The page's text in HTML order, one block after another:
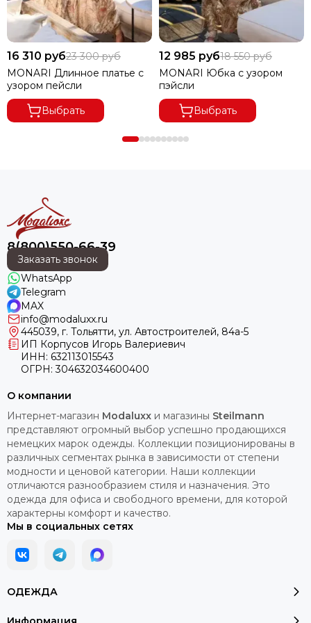
16 310 руб23 300 руб
MONARI Длинное платье с
узором пейсли
Выбрать
12 985 руб18 550 руб
MONARI Юбка с узором
пэйсли
Выбрать
8(800)550-66-39
Заказать звонок
WhatsApp
Telegram
MAX
info@modaluxx.ru
445039, г. Тольятти, ул. Автостроителей, 84а-5
ИП Корпусов Игорь Валериевич
ИНН: 632113015543
ОГРН: 304632034600400
ОДЕЖДА
О компании
Интернет-магазин Modaluxx и магазины Steilmann
представляют огромный выбор успешно продающихся
немецких марок одежды. Коллекции позиционированы в
различных сегментах рынка в зависимости от степени
модности и ценовой категории. Наши коллекции
отличаются разнообразием стиля и назначения. Это
одежда для офиса и свободного времени, для которой
характерны комфорт и качество.
Мы в социальных сетях